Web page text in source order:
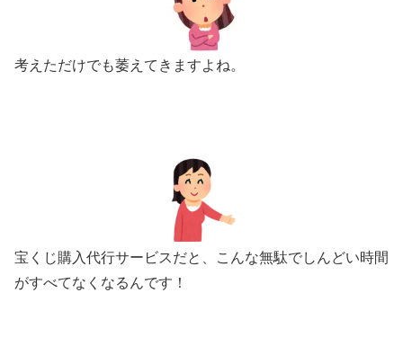
考えただけでも萎えてきますよね。
宝くじ購入代行サービスだと、こんな無駄でしんどい時間
がすべてなくなるんです！